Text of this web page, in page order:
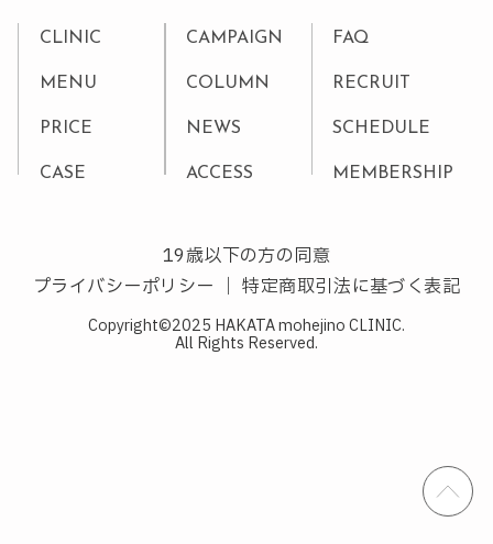
CLINIC
MENU
PRICE
CASE
CAMPAIGN
COLUMN
NEWS
ACCESS
FAQ
RECRUIT
SCHEDULE
MEMBERSHIP
19歳以下の方の同意
プライバシーポリシー ｜特定商取引法に基づく表記
Copyright©2025 HAKATA mohejino CLINIC.
All Rights Reserved.